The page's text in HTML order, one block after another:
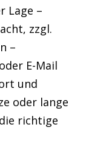
Lage –
zzgl.
–
E-Mail
und
oder lange
richtige